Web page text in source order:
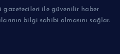
gazetecileri ile güvenilir haber
bilgi sahibi olmasını sağlar.